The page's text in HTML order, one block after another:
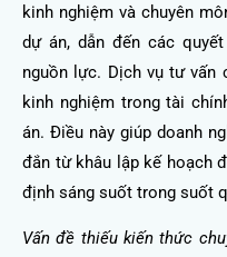
kinh nghiệm và chuyên
dự án, dẫn đến các
nguồn lực. Dịch vụ tư vấn
kinh nghiệm trong tài
án. Điều này giúp doanh
đắn từ khâu lập kế hoạch
định sáng suốt trong suốt
Vấn đề thiếu kiến thức